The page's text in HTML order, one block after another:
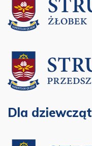
Dla dziewcząt